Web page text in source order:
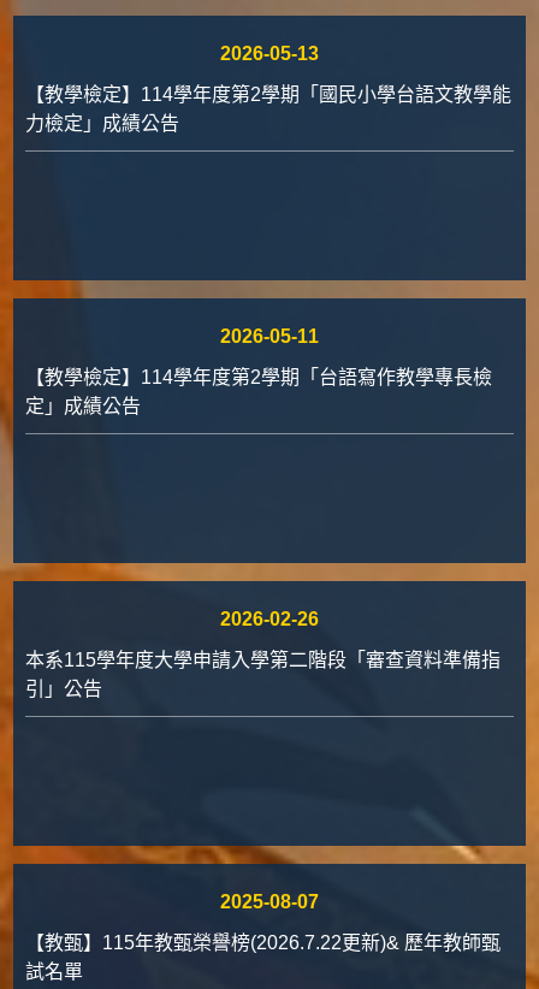
2026-05-13
【教學檢定】114學年度第2學期「國民小學台語文教學能
力檢定」成績公告
2026-05-11
【教學檢定】114學年度第2學期「台語寫作教學專長檢
定」成績公告
2026-02-26
本系115學年度大學申請入學第二階段「審查資料準備指
引」公告
2025-08-07
【教甄】115年教甄榮譽榜(2026.7.22更新)& 歷年教師甄
試名單